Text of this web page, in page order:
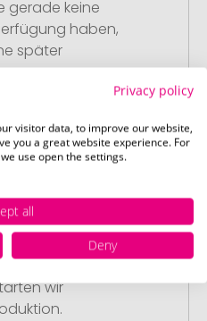
gerade keine
haben,
später
kostenlose
Design. Sobald
wir
Privacy policy
visitor data, to improve our website,
you a great website experience. For
use open the settings.
all
Deny